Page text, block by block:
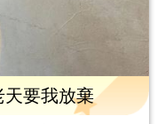
要我放棄